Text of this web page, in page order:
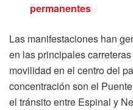
permanentes
Las manifestaciones han
en las principales
movilidad en el centro del
concentración son el
el tránsito entre Espinal y